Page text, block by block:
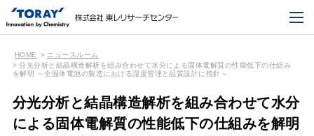
HOME
ニュースルーム
分光分析と結晶構造解析を組み合わせて水分による固体電解質の性能低下の仕組み
を解明 ～全固体電池の製造における湿度管理と品質設計に指針～
分光分析と結晶構造解析を組み合わせて水分
による固体電解質の性能低下の仕組みを解明